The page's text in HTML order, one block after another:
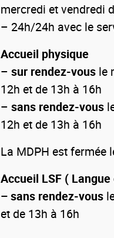
mercredi et vendredi
– 24h/24h avec le
Accueil physique
– sur rendez-vous le
12h et de 13h à 16h
– sans rendez-vous
12h et de 13h à 16h
La MDPH est fermée
Accueil LSF (
– sans rendez-vous
et de 13h à 16h